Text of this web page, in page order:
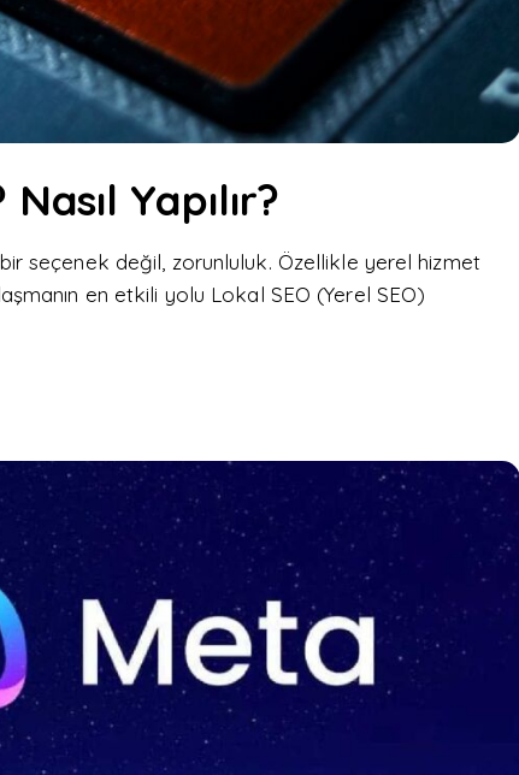
Yapılır?
seçenek değil, zorunluluk. Özellikle yerel hizmet
en etkili yolu Lokal SEO (Yerel SEO)